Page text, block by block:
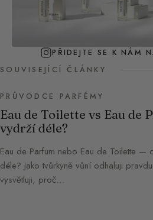
PŘIDEJTE SE K NÁM
SOUVISEJÍCÍ ČLÁNKY
PRŮVODCE PARFÉMY
Eau de Toilette vs Eau de
vydrží déle?
Eau de Parfum nebo Eau de Toilette —
déle? Jako tvůrkyně vůní odhaluji
vysvětluji, proč…